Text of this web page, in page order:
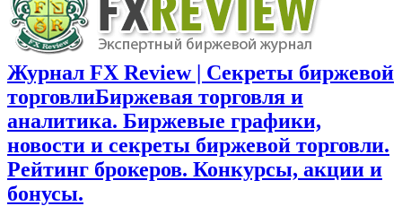
Журнал FX Review | Секреты биржевой
торговлиБиржевая торговля и
аналитика. Биржевые графики,
новости и секреты биржевой торговли.
Рейтинг брокеров. Конкурсы, акции и
бонусы.